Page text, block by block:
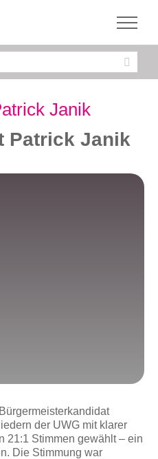
Janik
Patrick Janik
der UWG mit klarer
21:1 Stimmen gewählt – ein
Die Stimmung war